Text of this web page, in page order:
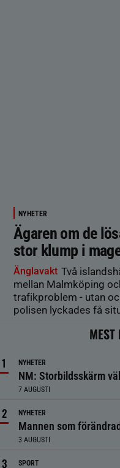
NYHETER
Ägaren om de
stor klump i
Änglavakt Två
mellan Malmköping
trafikproblem - utan
polisen lyckades få
MEST
NYHETER
NM: Storbildsskärm
7 AUGUSTI
NYHETER
Mannen som
3 AUGUSTI
SPORT